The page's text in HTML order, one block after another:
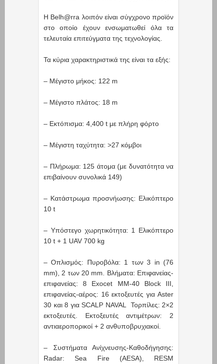
Η Belh@rra λοιπόν είναι σύγχρονο προϊόν
στο οποίο έχουν ενσωματωθεί όλα τα
τελευταία επιτεύγματα της τεχνολογίας.
Τα κύρια χαρακτηριστικά της είναι τα εξής:
– Μέγιστο μήκος: 122 m
– Μέγιστο πλάτος: 18 m
– Εκτόπισμα: 4,400 t με πλήρη φόρτο
– Μέγιστη ταχύτητα: >27 κόμβοι
– Πλήρωμα: 125 άτομα (με δυνατότητα να
επιβαίνουν συνολικά 149)
– Κατάστρωμα προσνήωσης: Ελικόπτερο
10 t
– Υπόστεγο χωρητικότητα: 1 Ελικόπτερο
10 t + 1 UAV 700 kg
– Οπλισμός: Πυροβόλα: 1 των 3 in (76
mm), 2 των 20 mm. Βλήματα: Επιφανείας-
επιφανείας: 8 Exocet MM-40 Βlock ΙΙΙ,
επιφανείας-αέρος: 16 εκτοξευτές για Aster
30 και 8 για SCALP NAVAL Τορπίλες: 2×2
εκτοξευτές. Εκτοξευτές αντιμέτρων: 2
αντιαεροπορικοί + 2 ανθυποβρυχιακοί.
– Συστήματα Ανίχνευσης-Καθοδήγησης:
Radar: Sea Fire (AESA), RESM